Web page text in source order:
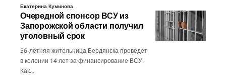
Екатерина Куминова
Очередной спонсор ВСУ из
Запорожской области получил
уголовный срок
56-летняя жительница Бердянска проведет
в колонии 14 лет за финансирование ВСУ.
Как…